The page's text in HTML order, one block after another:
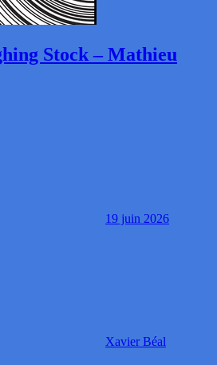
Stock – Mathieu
19 juin 2026
Xavier Béal